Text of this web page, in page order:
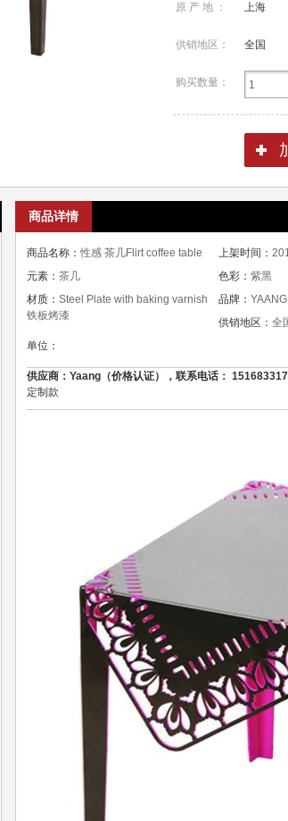
原 产 地 ： 上海
供销地区： 全国
购买数量：
商品详情
商品名称： 性感 茶几Flirt coffee table 上架时间：
元素： 茶几 色彩： 紫黑
材质： Steel Plate with baking varnish
铁板烤漆
品牌： YAANG
供销地区： 全
单位：
供应商：Yaang（价格认证），联系电话：
定制款